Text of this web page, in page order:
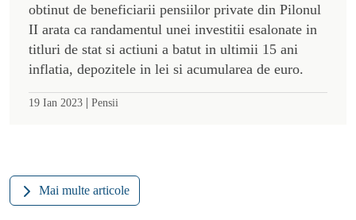
obtinut de beneficiarii pensiilor private din Pilonul
II arata ca randamentul unei investitii esalonate in
titluri de stat si actiuni a batut in ultimii 15 ani
inflatia, depozitele in lei si acumularea de euro.
19 Ian 2023 | Pensii
Mai multe articole